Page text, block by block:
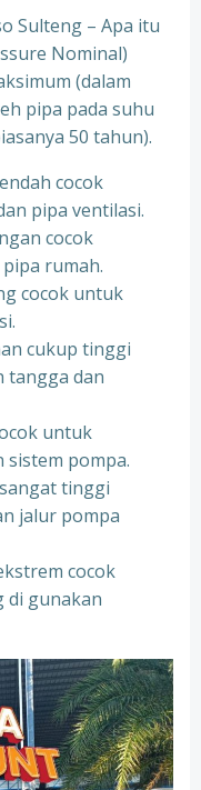
Sulteng – Apa itu
Nominal)
(dalam
pipa pada suhu
50 tahun).
cocok
pipa ventilasi.
cocok
rumah.
cocok untuk
cukup tinggi
tangga dan
untuk
sistem pompa.
tinggi
jalur pompa
cocok
di gunakan